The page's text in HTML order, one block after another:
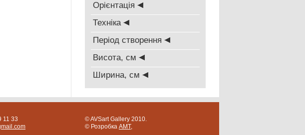
Oрієнтація
Техніка
Період створення
Висота, см
Ширина, см
11 33
© AVSart Gallery 2010.
© Розробка AMT,